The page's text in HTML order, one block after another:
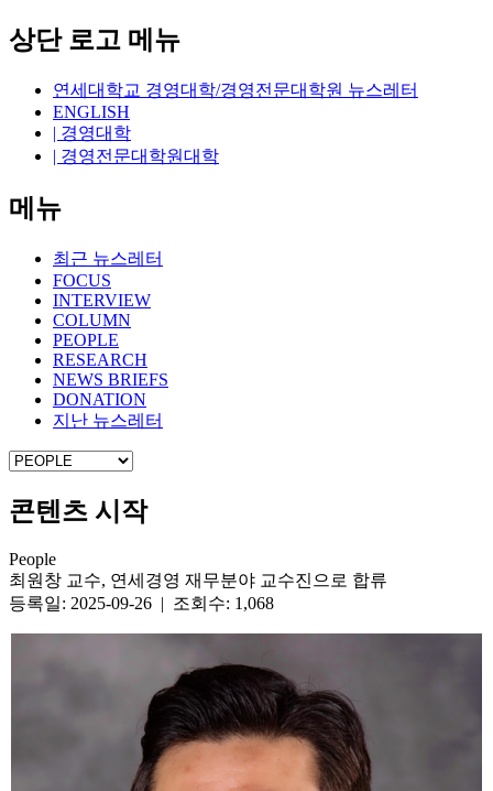
상단 로고 메뉴
연세대학교 경영대학/경영전문대학원 뉴스레터
ENGLISH
| 경영대학
| 경영전문대학원대학
메뉴
최근 뉴스레터
FOCUS
INTERVIEW
COLUMN
PEOPLE
RESEARCH
NEWS BRIEFS
DONATION
지난 뉴스레터
콘텐츠 시작
People
최원창 교수, 연세경영 재무분야 교수진으로 합류
등록일: 2025-09-26 | 조회수: 1,068